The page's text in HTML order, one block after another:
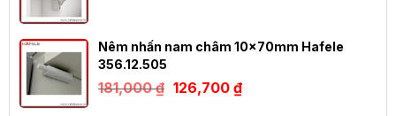
997,920 ₫.
Nêm nhấn nam châm 10x70mm Hafele
356.12.505
181,000₫ Giá
126,700 ₫Giá
hiện